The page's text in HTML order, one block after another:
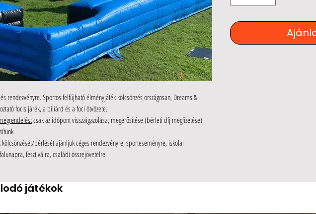
rendezvényre. Sportos felfújható élményjáték kölcsönzés országosan, Dreams &
focis járék, a biliárd és a foci ötvözete.
csak az időpont visszaigazolása, megerősítése (bérleti díj megfizetése)
kölcsönzését/bérlését ajánljuk céges rendezvényre, sporteseményre, iskolai
fesztiválra, családi összejövetelre.
játékok